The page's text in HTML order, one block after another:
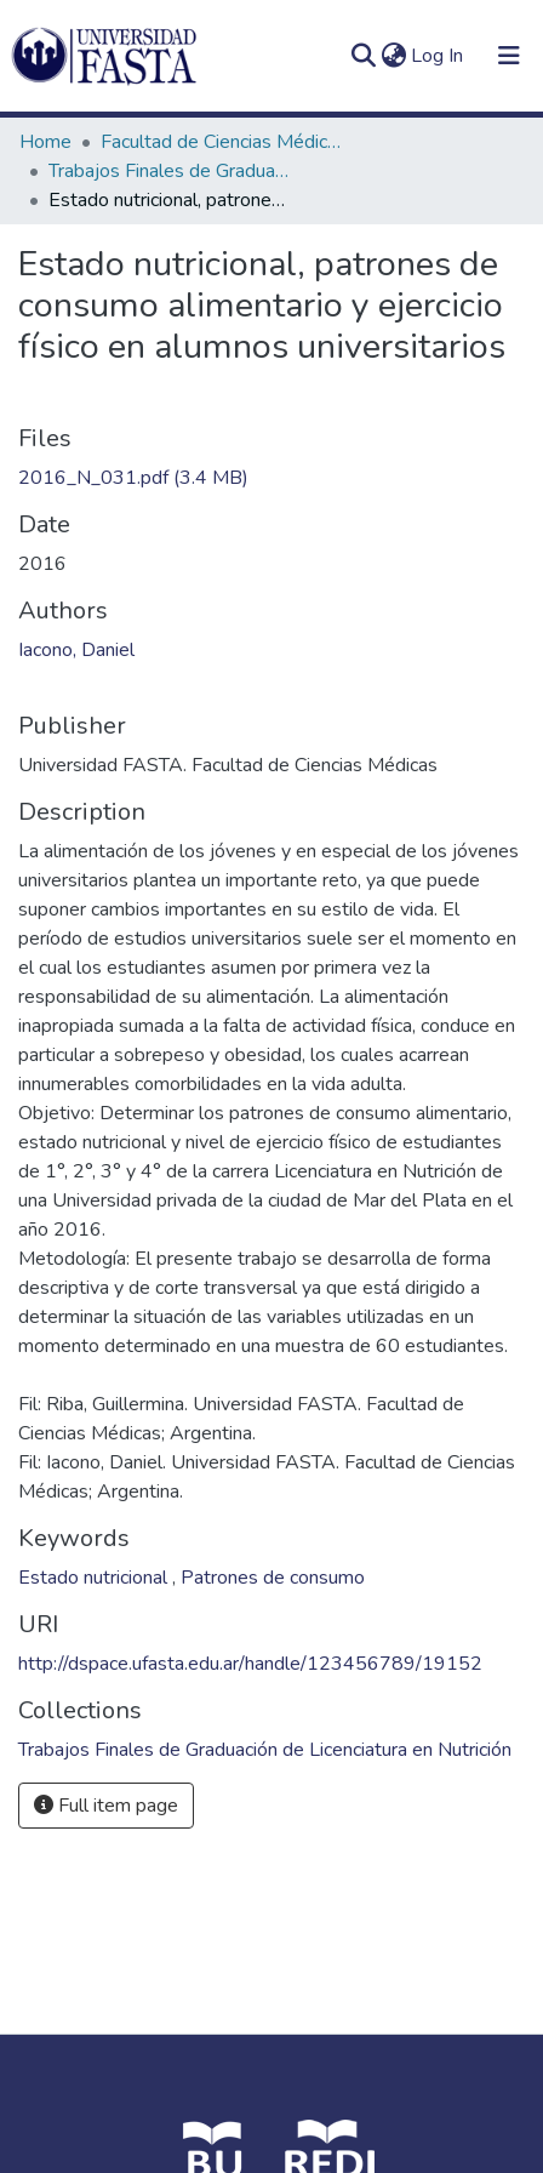
Log In (current)
Communities
&
Collections
All of DSpace
In(current)
Home
Facultad de Ciencias Médicas
Trabajos Finales de Graduación de Licenciatura en Nutrición
Estado nutricional, patrones de consumo alimentario y ejercicio físico en alumnos universitarios
Estado nutricional, patrones de
consumo alimentario y ejercicio
físico en alumnos universitarios
Files
2016_N_031.pdf(3.4 MB)
Date
2016
Authors
Iacono, Daniel
Publisher
Universidad FASTA. Facultad de Ciencias Médicas
Description
La alimentación de los jóvenes y en especial de los jóvenes
universitarios plantea un importante reto, ya que puede
suponer cambios importantes en su estilo de vida. El
período de estudios universitarios suele ser el momento en
el cual los estudiantes asumen por primera vez la
responsabilidad de su alimentación. La alimentación
inapropiada sumada a la falta de actividad física, conduce en
particular a sobrepeso y obesidad, los cuales acarrean
innumerables comorbilidades en la vida adulta.
Objetivo: Determinar los patrones de consumo alimentario,
estado nutricional y nivel de ejercicio físico de estudiantes
de 1°, 2°, 3° y 4° de la carrera Licenciatura en Nutrición de
una Universidad privada de la ciudad de Mar del Plata en el
año 2016.
Metodología: El presente trabajo se desarrolla de forma
descriptiva y de corte transversal ya que está dirigido a
determinar la situación de las variables utilizadas en un
Fil: Riba, Guillermina. Universidad FASTA. Facultad de
Ciencias Médicas; Argentina.
Fil: Iacono, Daniel. Universidad FASTA. Facultad de Ciencias
Médicas; Argentina.
Keywords
Estado nutricional, Patrones de consumo
URI
http://dspace.ufasta.edu.ar/handle/123456789/19152
Collections
Trabajos Finales de Graduación de Licenciatura en Nutrición
Full item page